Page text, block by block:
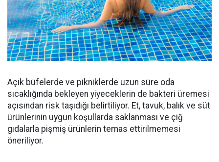
Açık büfelerde ve pikniklerde uzun süre oda
sıcaklığında bekleyen yiyeceklerin de bakteri üremesi
açısından risk taşıdığı belirtiliyor. Et, tavuk, balık ve süt
ürünlerinin uygun koşullarda saklanması ve çiğ
gıdalarla pişmiş ürünlerin temas ettirilmemesi
öneriliyor.